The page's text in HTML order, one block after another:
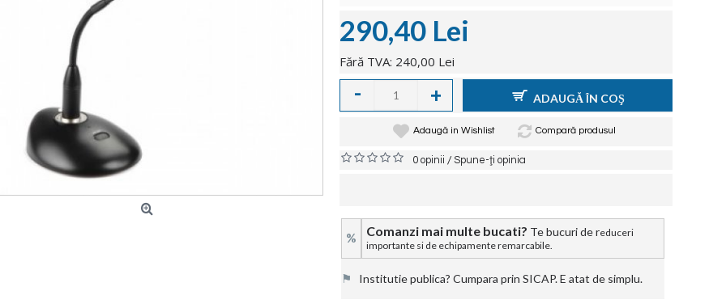
290,40 Lei
Fără TVA: 240,00 Lei
- + ADAUGĂ ÎN COŞ
Adaugă in Wishlist Compară produsul
0 opinii /Spune-ţi opinia
% Comanzi mai multe bucati? Te bucuri de reduceri
importante si de echipamente remarcabile.
⚑ Institutie publica? Cumpara prin SICAP. E atat de simplu.